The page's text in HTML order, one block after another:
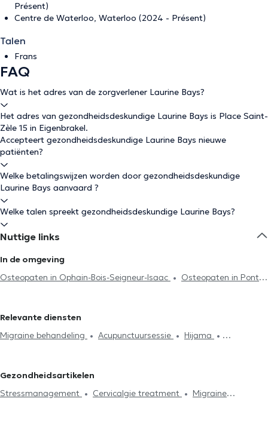
Présent)
Centre de Waterloo, Waterloo (2024 - Présent)
Talen
Frans
FAQ
Wat is het adres van de zorgverlener Laurine Bays?
Het adres van gezondheidsdeskundige Laurine Bays is Place Saint-
Zèle 15 in Eigenbrakel.
Accepteert gezondheidsdeskundige Laurine Bays nieuwe
patiënten?
Welke betalingswijzen worden door gezondheidsdeskundige
Laurine Bays aanvaard ?
Welke talen spreekt gezondheidsdeskundige Laurine Bays?
Nuttige links
In de omgeving
Osteopaten in Ophain-Bois-Seigneur-Isaac
Osteopaten in Pont-
Osteopaten in Haut-Ittre
Osteopaten in Nivelles
Osteopaten in Beersel
Osteopaten in
Osteopaten in Uccle
Osteopaten in Brussel
Relevante diensten
Migraine behandeling
Acupunctuursessie
Hijama
Huisbezoek
Articulatieproblemen
Kaakproblemen
Consultatie zuigelingen
Consultatie
Gezondheidsartikelen
Stressmanagement
Cervicalgie treatment
Migraine